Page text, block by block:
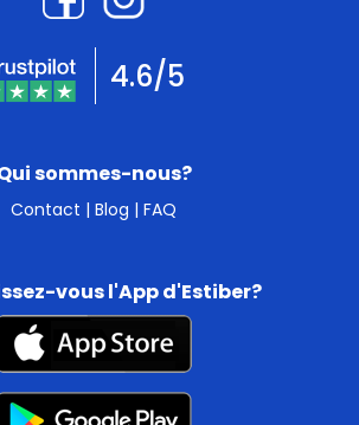
sommes-nous?
Contact | Blog | FAQ
4.6/5
vous l'App d'Estiber?